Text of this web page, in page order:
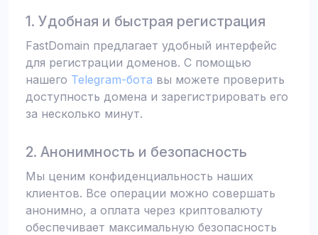
1. Удобная и быстрая регистрация
FastDomain предлагает удобный интерфейс
для регистрации доменов. С помощью
нашего Telegram-бота вы можете проверить
доступность домена и зарегистрировать его
за несколько минут.
2. Анонимность и безопасность
Мы ценим конфиденциальность наших
клиентов. Все операции можно совершать
анонимно, а оплата через криптовалюту
обеспечивает максимальную безопасность